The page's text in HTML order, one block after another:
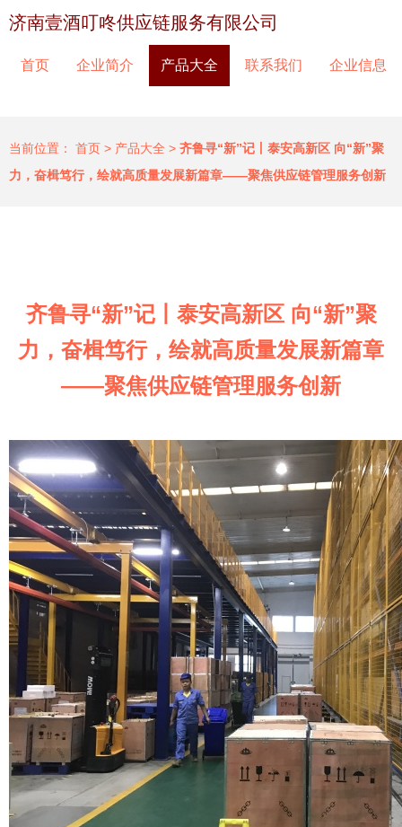
济南壹酒叮咚供应链服务有限公司
首页 企业简介 产品大全 联系我们 企业信息
当前位置： 首页 > 产品大全 > 齐鲁寻“新”记丨泰安高新区 向“新”聚
力，奋楫笃行，绘就高质量发展新篇章——聚焦供应链管理服务创新
齐鲁寻“新”记丨泰安高新区 向“新”聚
力，奋楫笃行，绘就高质量发展新篇章
——聚焦供应链管理服务创新